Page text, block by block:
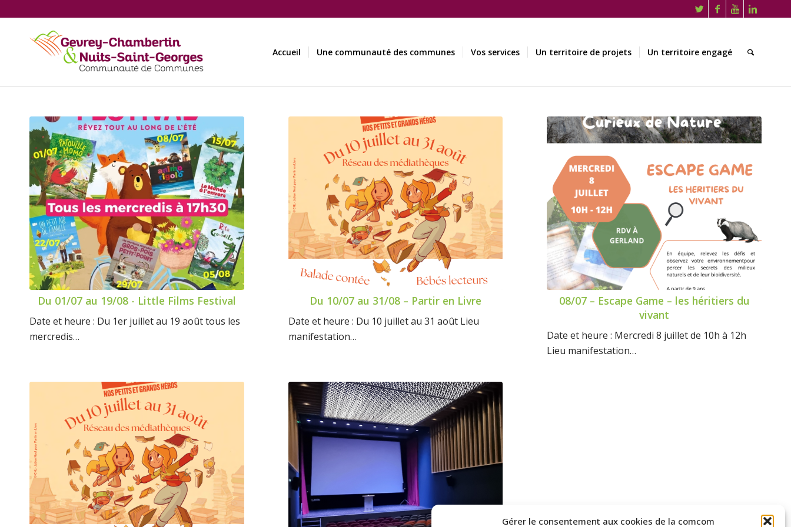
Gérer le consentement aux cookies de la comcom
Accueil Une communauté des communes Vos services Un territoire de projets Un territoire engagé
Du 01/07 au 19/08 - Little Films Festival
Date et heure : Du 1er juillet au 19 août tous les
mercredis…
Du 10/07 au 31/08 – Partir en Livre
Date et heure : Du 10 juillet au 31 août Lieu
manifestation…
08/07 – Escape Game – les héritiers du
vivant
Date et heure : Mercredi 8 juillet de 10h à 12h
Lieu manifestation…